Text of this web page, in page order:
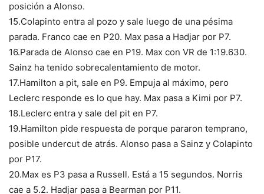
posición a Alonso.
15.Colapinto entra al pozo y sale luego de una pésima
parada. Franco cae en P20. Max pasa a Hadjar por P7.
16.Parada de Alonso cae en P19. Max con VR de 1:19.630.
Sainz ha tenido sobrecalentamiento de motor.
17.Hamilton a pit, sale en P9. Empuja al máximo, pero
Leclerc responde es lo que hay. Max pasa a Kimi por P7.
18.Leclerc entra y sale del pit en P7.
19.Hamilton pide respuesta de porque pararon temprano,
posible undercut de atrás. Alonso pasa a Sainz y Colapinto
por P17.
20.Max es P3 pasa a Russell. Está a 15 segundos. Norris
cae a 5.2. Hadjar pasa a Bearman por P11.